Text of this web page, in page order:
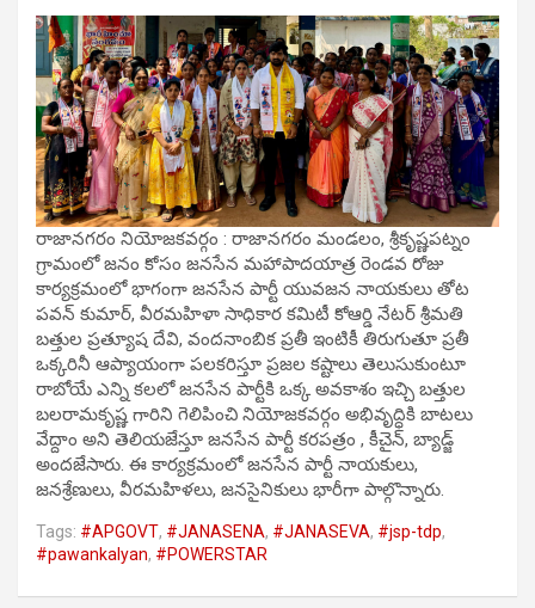
రాజానగరం నియోజకవర్గం : రాజానగరం మండలం, శ్రీకృష్ణపట్నం
గ్రామంలో జనం కోసం జనసేన మహాపాదయాత్ర రెండవ రోజు
కార్యక్రమంలో భాగంగా జనసేన పార్టీ యువజన నాయకులు తోట
పవన్ కుమార్, వీరమహిళా సాధికార కమిటీ కోఆర్డి నేటర్ శ్రీమతి
బత్తుల ప్రత్యూష దేవి, వందనాంబిక ప్రతీ ఇంటికీ తిరుగుతూ ప్రతీ
ఒక్కరినీ ఆప్యాయంగా పలకరిస్తూ ప్రజల కష్టాలు తెలుసుకుంటూ
రాబోయే ఎన్ని కలలో జనసేన పార్టీకి ఒక్క అవకాశం ఇచ్చి బత్తుల
బలరామకృష్ణ గారిని గెలిపించి నియోజకవర్గం అభివృద్ధికి బాటలు
వేద్దాం అని తెలియజేస్తూ జనసేన పార్టీ కరపత్రం , కీచైన్, బ్యాడ్జ్
అందజేసారు. ఈ కార్యక్రమంలో జనసేన పార్టీ నాయకులు,
జనశ్రేణులు, వీరమహిళలు, జనసైనికులు భారీగా పాల్గొన్నారు.
Tags: #APGOVT, #JANASENA, #JANASEVA, #jsp-tdp,
#pawankalyan, #POWERSTAR